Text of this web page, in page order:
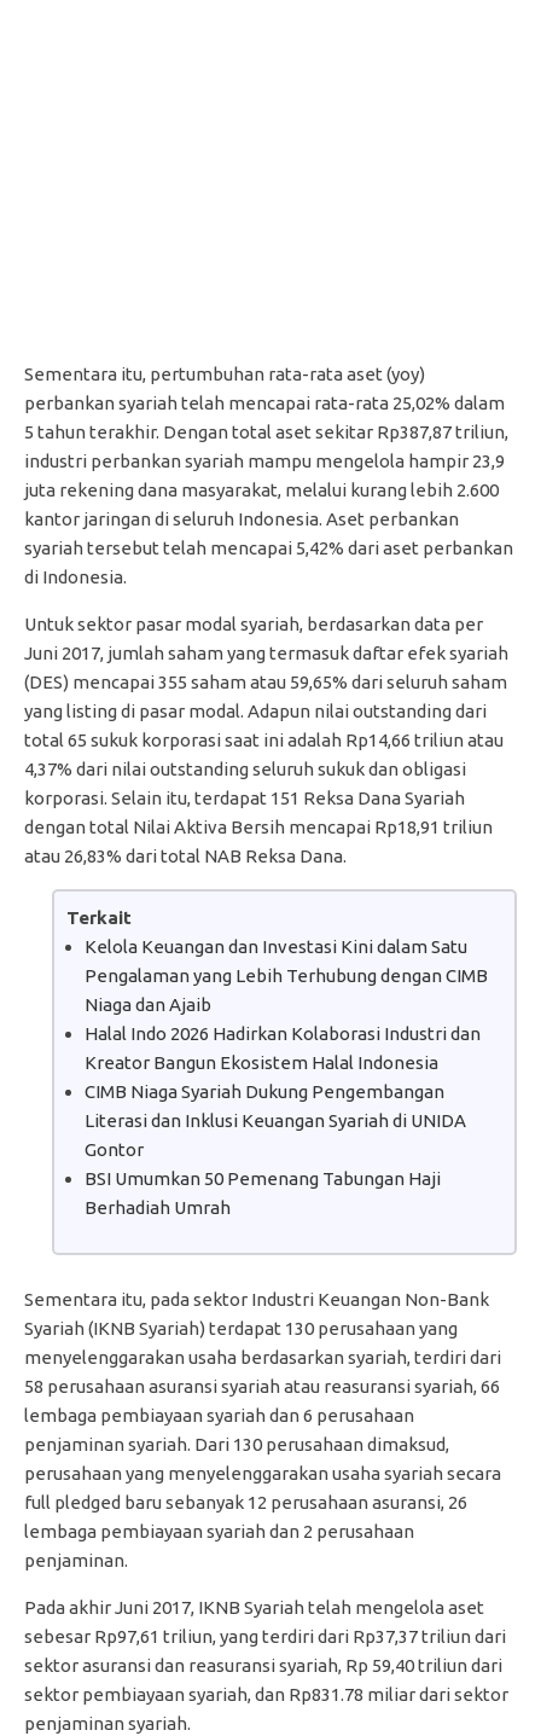
Sementara itu, pertumbuhan rata-rata aset (yoy)
perbankan syariah telah mencapai rata-rata 25,02% dalam
5 tahun terakhir. Dengan total aset sekitar Rp387,87 triliun,
industri perbankan syariah mampu mengelola hampir 23,9
juta rekening dana masyarakat, melalui kurang lebih 2.600
kantor jaringan di seluruh Indonesia. Aset perbankan
syariah tersebut telah mencapai 5,42% dari aset perbankan
di Indonesia.
Untuk sektor pasar modal syariah, berdasarkan data per
Juni 2017, jumlah saham yang termasuk daftar efek syariah
(DES) mencapai 355 saham atau 59,65% dari seluruh saham
yang listing di pasar modal. Adapun nilai outstanding dari
total 65 sukuk korporasi saat ini adalah Rp14,66 triliun atau
4,37% dari nilai outstanding seluruh sukuk dan obligasi
korporasi. Selain itu, terdapat 151 Reksa Dana Syariah
dengan total Nilai Aktiva Bersih mencapai Rp18,91 triliun
atau 26,83% dari total NAB Reksa Dana.
Terkait
Kelola Keuangan dan Investasi Kini dalam Satu
Pengalaman yang Lebih Terhubung dengan CIMB
Niaga dan Ajaib
Halal Indo 2026 Hadirkan Kolaborasi Industri dan
Kreator Bangun Ekosistem Halal Indonesia
CIMB Niaga Syariah Dukung Pengembangan
Literasi dan Inklusi Keuangan Syariah di UNIDA
Gontor
BSI Umumkan 50 Pemenang Tabungan Haji
Berhadiah Umrah
Sementara itu, pada sektor Industri Keuangan Non-Bank
Syariah (IKNB Syariah) terdapat 130 perusahaan yang
menyelenggarakan usaha berdasarkan syariah, terdiri dari
58 perusahaan asuransi syariah atau reasuransi syariah, 66
lembaga pembiayaan syariah dan 6 perusahaan
penjaminan syariah. Dari 130 perusahaan dimaksud,
perusahaan yang menyelenggarakan usaha syariah secara
full pledged baru sebanyak 12 perusahaan asuransi, 26
lembaga pembiayaan syariah dan 2 perusahaan
penjaminan.
Pada akhir Juni 2017, IKNB Syariah telah mengelola aset
sebesar Rp97,61 triliun, yang terdiri dari Rp37,37 triliun dari
sektor asuransi dan reasuransi syariah, Rp 59,40 triliun dari
sektor pembiayaan syariah, dan Rp831.78 miliar dari sektor
penjaminan syariah.